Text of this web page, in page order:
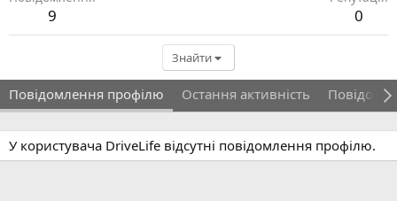
9 0
Знайти
Повідомлення профілю Остання активність
У користувача DriveLife відсутні повідомлення профілю.